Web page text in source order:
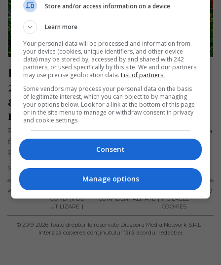
Horoscopul săptămânii 20-26 iunie
2022. Înclinația pentru aventurile
amoroase va crește, vă veți dori
noutate, sentimente vii
Pe parcursul acestei săptămâni, activitatea în viața personală a
fiecăruia va crește. Pentru celibatari, cunoștințele ocazionale
pot duce la începutul…
Scris de Redacția Jurnal de Emigrant- duminică, 19 iunie 2022
PUBLICITATE
TERMENI ȘI
CONDIȚII DE
UTILIZARE
POLITICA DE
CONFIDENȚIALITATE
POLITICA PRIVIND
FISIERELE
COOKIES
© 2019-2026 Toate drepturile rezervate Diaspora Media Network S.R.L -
Interzisă copierea conținutului fără acordul redacției.
Store and/or access information on a device
Learn more
Your personal data will be processed and information from
your device (cookies, unique identifiers, and other device
data) may be stored by, accessed by and shared with 242
partners, or used specifically by this site. We and our partners
may use precise geolocation data. List of partners.
Some vendors may process your personal data on the basis
of legitimate interest, which you can object to by managing
your options below. Look for a link at the bottom of this page
or in the site menu to manage or withdraw consent in privacy
and cookie settings.
Consent
Manage options